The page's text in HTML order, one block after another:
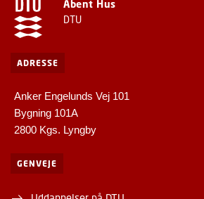
Åbent Hus
DTU
ADRESSE
Anker Engelunds Vej 101
Bygning 101A
2800 Kgs. Lyngby
GENVEJE